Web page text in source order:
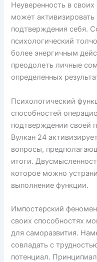
Неуверенность в
может
подтверждения себя.
психологический
более энергичным
преодолеть личные
определенных
Психологический
способностей
подтверждении своей
Вулкан 24
вопросы,
итоги.
которое можно
выполнение функции.
Импостерский
своих способностях
для саморазвития.
совладать с
потенциал.